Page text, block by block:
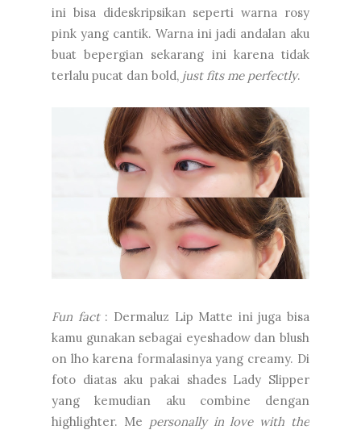
ini bisa dideskripsikan seperti warna rosy
pink yang cantik. Warna ini jadi andalan aku
buat bepergian sekarang ini karena tidak
terlalu pucat dan bold, just fits me perfectly.
Fun fact: Dermaluz Lip Matte ini juga bisa
kamu gunakan sebagai eyeshadow dan blush
on lho karena formalasinya yang creamy. Di
foto diatas aku pakai shades Lady Slipper
yang kemudian aku combine dengan
highlighter. Me personally inlove with the